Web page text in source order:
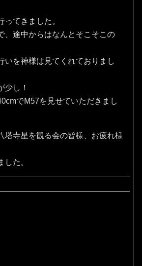
ってきました。
、途中からはなんとそこそこの
いを神様は見てくれておりまし
少し！
でM57を見せていただきまし
塔寺星を観る会の皆様、お疲れ様
した。